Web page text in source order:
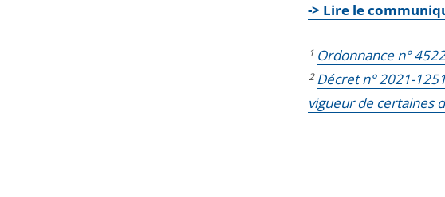
-> Lire le
1 Ordonnance n°
2 Décret n° 2021-
vigueur de certaines